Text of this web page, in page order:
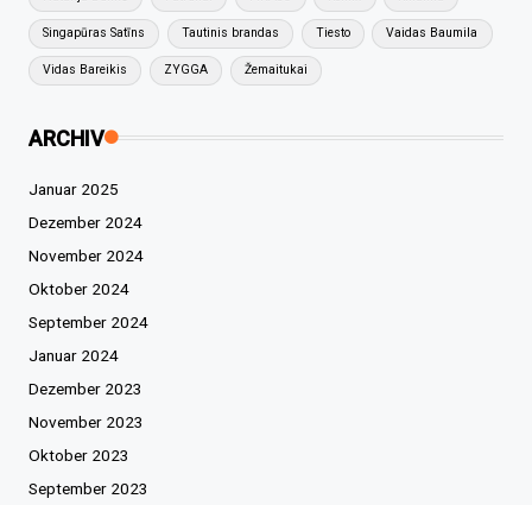
Singapūras Satīns Tautinis brandas Tiesto Vaidas Baumila
Vidas Bareikis ZYGGA Žemaitukai
ARCHIV
Januar 2025
Dezember 2024
November 2024
Oktober 2024
September 2024
Januar 2024
Dezember 2023
November 2023
Oktober 2023
September 2023